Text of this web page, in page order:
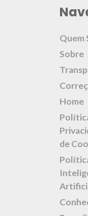
Quem
Sobre
Home
de